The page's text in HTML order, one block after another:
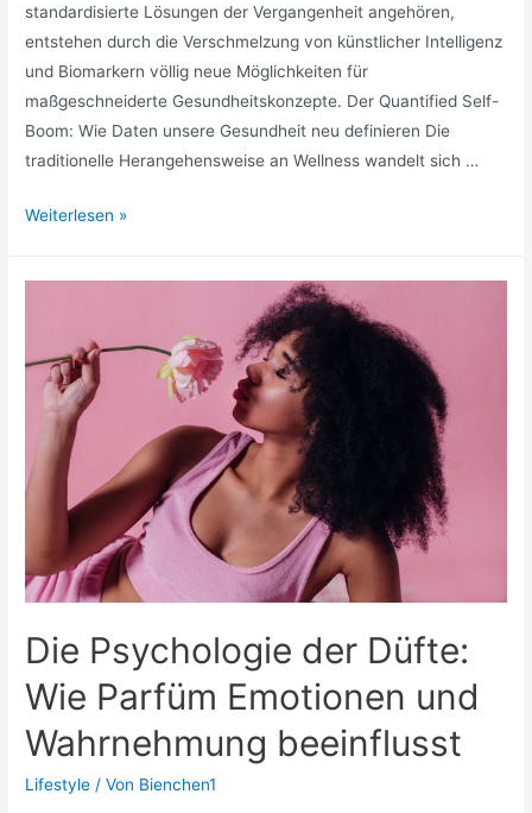
standardisierte Lösungen der Vergangenheit angehören,
entstehen durch die Verschmelzung von künstlicher Intelligenz
und Biomarkern völlig neue Möglichkeiten für
maßgeschneiderte Gesundheitskonzepte. Der Quantified Self-
Boom: Wie Daten unsere Gesundheit neu definieren Die
traditionelle Herangehensweise an Wellness wandelt sich …
Hyperpersonalisierung
Weiterlesen »
Die Psychologie der Düfte:
Wie Parfüm Emotionen und
Wahrnehmung beeinflusst
Lifestyle / Von Bienchen1